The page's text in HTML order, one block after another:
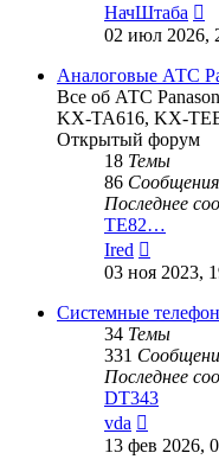
НачШтаба
02 июл 2026,
Аналоговые АТС
Все об АТС
KX-TA616, KX-
Открытый форум
18 Темы
86 Сообщения
Последнее
TE82…
Ired
к
03 ноя 2023,
Системные
34 Темы
331
Последнее
DT343
vda
к
13 фев 2026,